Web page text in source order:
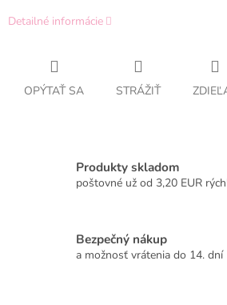
Detailné informácie
OPÝTAŤ SA STRÁŽIŤ
Produkty skladom
poštovné už od 3,20 EUR
Bezpečný nákup
a možnosť vrátenia do 14. dní